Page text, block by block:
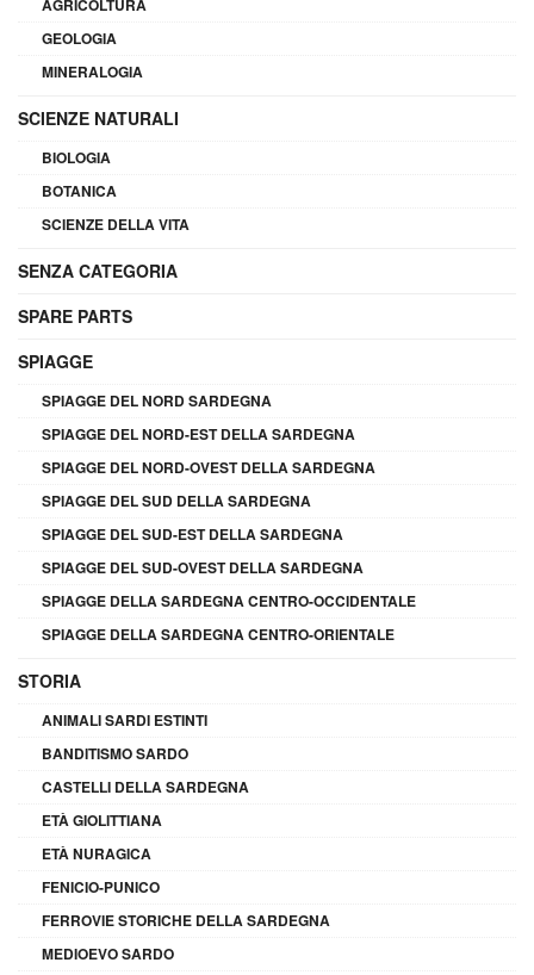
AGRICOLTURA
GEOLOGIA
MINERALOGIA
SCIENZE NATURALI
BIOLOGIA
BOTANICA
SCIENZE DELLA VITA
SENZA CATEGORIA
SPARE PARTS
SPIAGGE
SPIAGGE DEL NORD SARDEGNA
SPIAGGE DEL NORD-EST DELLA SARDEGNA
SPIAGGE DEL NORD-OVEST DELLA SARDEGNA
SPIAGGE DEL SUD DELLA SARDEGNA
SPIAGGE DEL SUD-EST DELLA SARDEGNA
SPIAGGE DEL SUD-OVEST DELLA SARDEGNA
SPIAGGE DELLA SARDEGNA CENTRO-OCCIDENTALE
SPIAGGE DELLA SARDEGNA CENTRO-ORIENTALE
STORIA
ANIMALI SARDI ESTINTI
BANDITISMO SARDO
CASTELLI DELLA SARDEGNA
ETÀ GIOLITTIANA
ETÀ NURAGICA
FENICIO-PUNICO
FERROVIE STORICHE DELLA SARDEGNA
MEDIOEVO SARDO